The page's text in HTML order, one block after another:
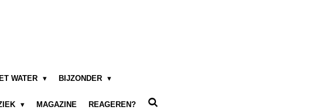
WATER BIJZONDER
MAGAZINE REAGEREN?